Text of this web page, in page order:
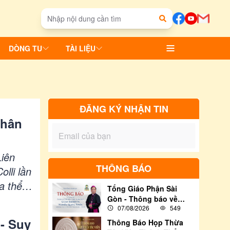
DÒNG TU TÀI LIỆU
lần
thể
Suy
ĐĂNG KÝ NHẬN TIN
THÔNG BÁO
Tổng Giáo Phận Sài
Gòn - Thông báo về
việc tham dự Thánh lễ
Truyền chức Giám Mục
07/08/2026 549
Thông Báo Họp Thừa